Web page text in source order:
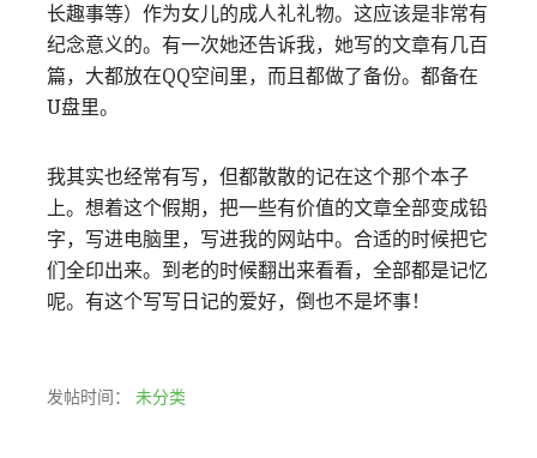
长趣事等）作为女儿的成人礼礼物。这应该是非常有
纪念意义的。有一次她还告诉我，她写的文章有几百
篇，大都放在QQ空间里，而且都做了备份。都备在
U盘里。
我其实也经常有写，但都散散的记在这个那个本子
上。想着这个假期，把一些有价值的文章全部变成铅
字，写进电脑里，写进我的网站中。合适的时候把它
们全印出来。到老的时候翻出来看看，全部都是记忆
呢。有这个写写日记的爱好，倒也不是坏事！
发帖时间： 未分类